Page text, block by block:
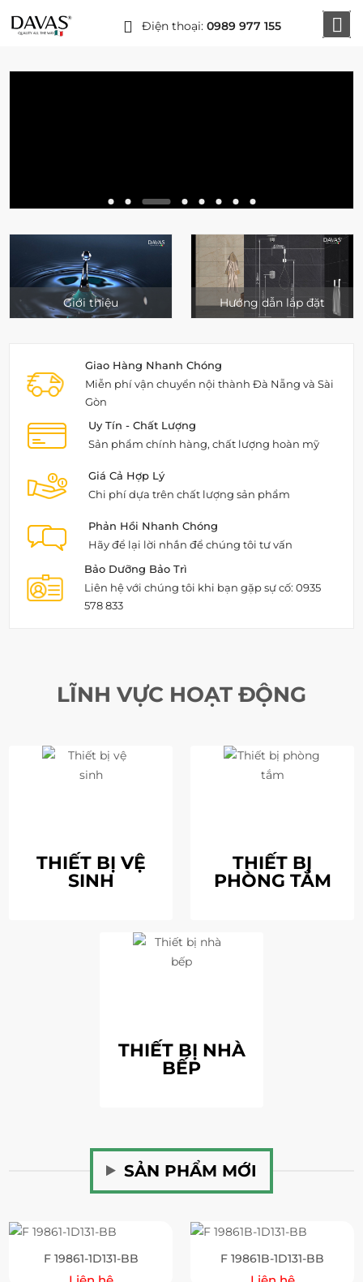
Điện thoại: 0989 977 155
Giới thiệu Hướng dẫn lắp đặt
Giao Hàng Nhanh Chóng
Miễn phí vận chuyển nội thành Đà Nẵng và Sài
Gòn
Uy Tín - Chất Lượng
Sản phẩm chính hàng, chất lượng hoàn mỹ
Giá Cả Hợp Lý
Chi phí dựa trên chất lượng sản phẩm
Phản Hồi Nhanh Chóng
Hãy để lại lời nhắn để chúng tôi tư vấn
Bảo Dưỡng Bảo Trì
Liên hệ với chúng tôi khi bạn gặp sự cố: 0935
578 833
LĨNH VỰC HOẠT ĐỘNG
THIẾT BỊ VỆ
SINH
THIẾT BỊ
PHÒNG TẮM
THIẾT BỊ NHÀ
BẾP
SẢN PHẨM MỚI
F 19861-1D131-BB F 19861B-1D131-BB